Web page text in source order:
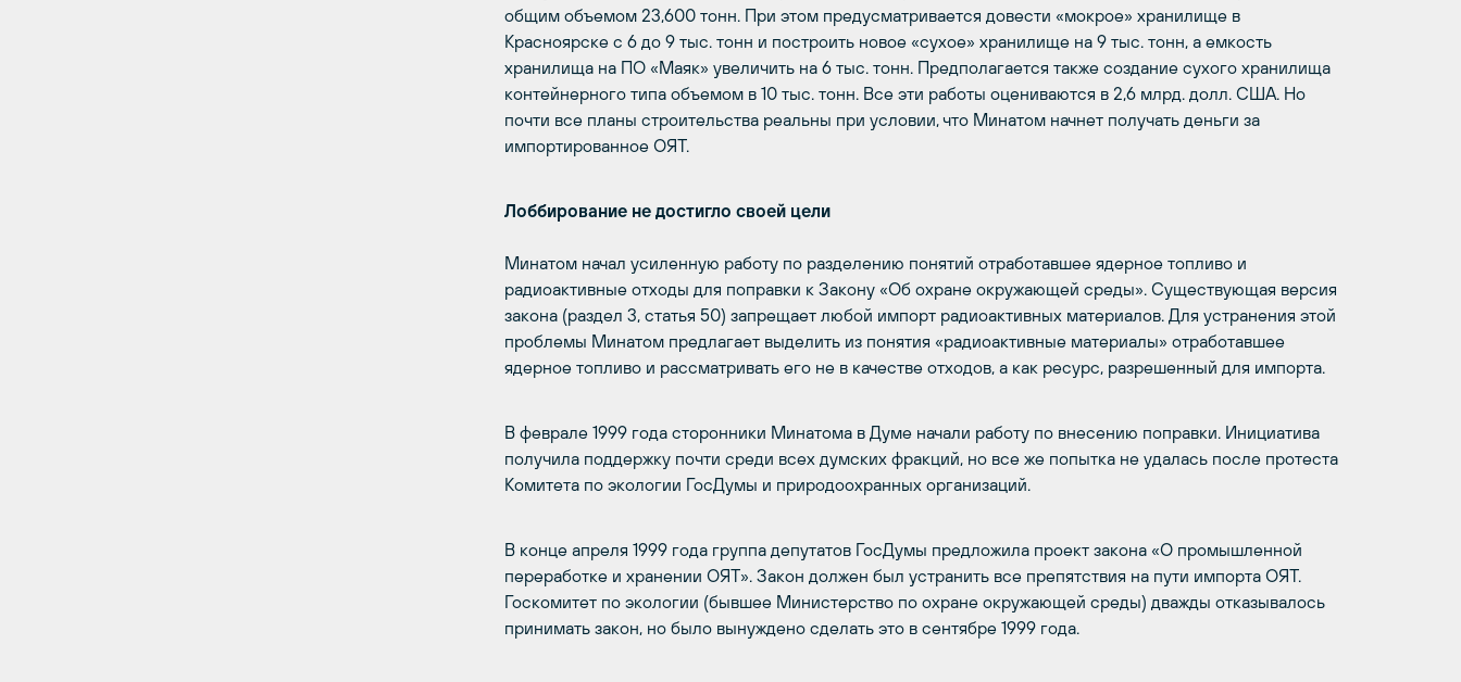
общим объемом 23,600 тонн. При этом предусматривается довести «мокрое» хранилище в
Красноярске с 6 до 9 тыс. тонн и построить новое «сухое» хранилище на 9 тыс. тонн, а емкость
хранилища на ПО «Маяк» увеличить на 6 тыс. тонн. Предполагается также создание сухого хранилища
контейнерного типа объемом в 10 тыс. тонн. Все эти работы оцениваются в 2,6 млрд. долл. США. Но
почти все планы строительства реальны при условии, что Минатом начнет получать деньги за
импортированное ОЯТ.
Лоббирование не достигло своей цели
Минатом начал усиленную работу по разделению понятий отработавшее ядерное топливо и
радиоактивные отходы для поправки к Закону «Об охране окружающей среды». Существующая версия
закона (раздел 3, статья 50) запрещает любой импорт радиоактивных материалов. Для устранения этой
проблемы Минатом предлагает выделить из понятия «радиоактивные материалы» отработавшее
ядерное топливо и рассматривать его не в качестве отходов, а как ресурс, разрешенный для импорта.
В феврале 1999 года сторонники Минатома в Думе начали работу по внесению поправки. Инициатива
получила поддержку почти среди всех думских фракций, но все же попытка не удалась после протеста
Комитета по экологии ГосДумы и природоохранных организаций.
В конце апреля 1999 года группа депутатов ГосДумы предложила проект закона «О промышленной
переработке и хранении ОЯТ». Закон должен был устранить все препятствия на пути импорта ОЯТ.
Госкомитет по экологии (бывшее Министерство по охране окружающей среды) дважды отказывалось
принимать закон, но было вынуждено сделать это в сентябре 1999 года.